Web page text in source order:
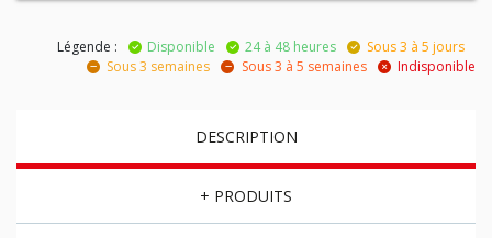
Légende : Disponible 24 à 48 heures
Sous 3 à 5 jours
Sous 3 semaines
Sous 3 à 5 semaines Indisponible
DESCRIPTION
+ PRODUITS